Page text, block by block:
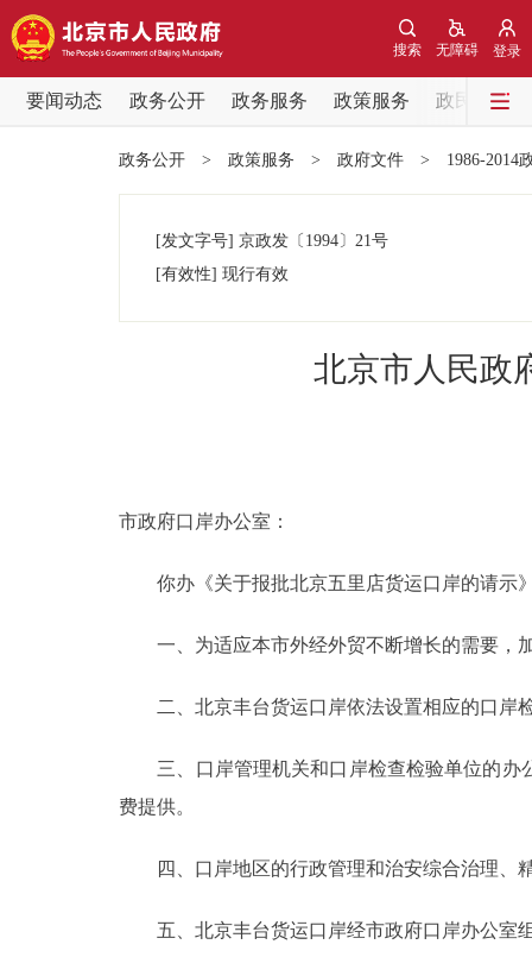
登录
无障碍
搜索
要闻动态 政务公开 政务服务 政策服务
政民互动
党中央精神
政策兑现
决策公开
个人服务
中介服务
政民互动
政务公开 > 政策服务 > 政府文件 > 1986-2014
[发文字号] 京政发 〔1994〕 21号
[有效性] 现行有效
北京市人民政
市政府口岸办公室：
你办《关于报批北京五里店货运口岸的请示
一、为适应本市外经外贸不断增长的需要，加
二、北京丰台货运口岸依法设置相应的口岸
三、口岸管理机关和口岸检查检验单位的办
费提供。
四、口岸地区的行政管理和治安综合治理、
五、北京丰台货运口岸经市政府口岸办公室